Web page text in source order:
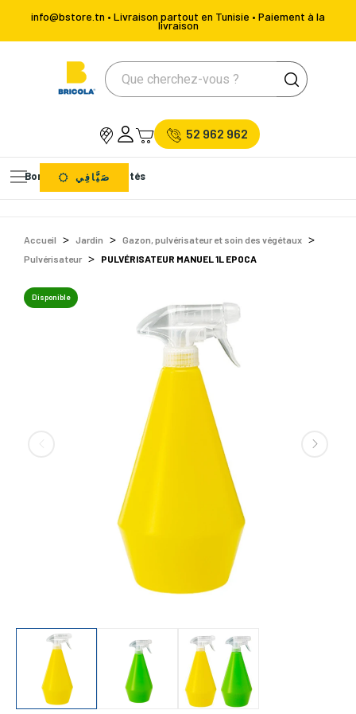
info@bstore.tn • Livraison partout en Tunisie • Paiement à la
livraison
52 962 962
Bons Plans Nouveautés
صَيَّافِي
Accueil Jardin
Gazon, pulvérisateur et soin des végétaux
Pulvérisateur
PULVÉRISATEUR MANUEL 1L EPOCA
Disponible